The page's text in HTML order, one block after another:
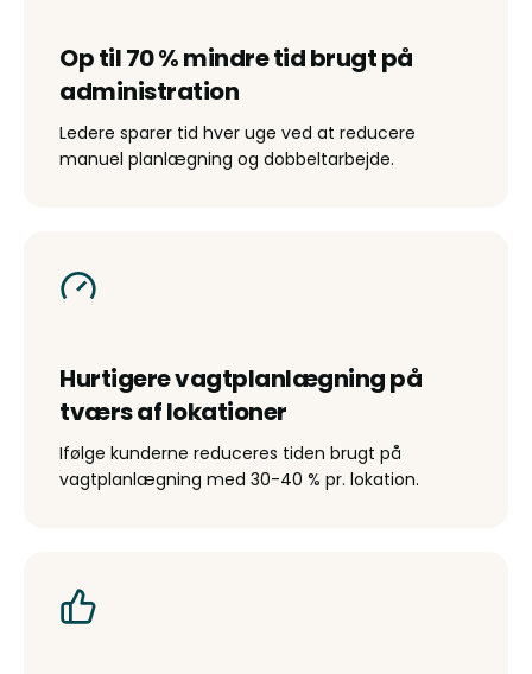
Op til 70 % mindre tid brugt på
administration
Ledere sparer tid hver uge ved at reducere
manuel planlægning og dobbeltarbejde.
Hurtigere vagtplanlægning på
tværs af lokationer
Ifølge kunderne reduceres tiden brugt på
vagtplanlægning med 30-40 % pr. lokation.